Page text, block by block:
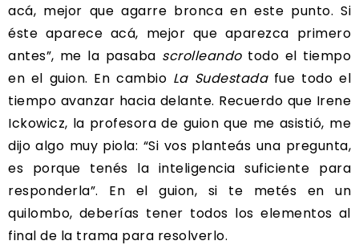
acá, mejor que agarre bronca en este punto. Si
éste aparece acá, mejor que aparezca primero
antes”, me la pasaba scrolleandotodo el tiempo
en el guion. En cambio La Sudestadafue todo el
tiempo avanzar hacia delante. Recuerdo que Irene
Ickowicz, la profesora de guion que me asistió, me
dijo algo muy piola: “Si vos planteás una pregunta,
es porque tenés la inteligencia suficiente para
responderla”. En el guion, si te metés en un
quilombo, deberías tener todos los elementos al
final de la trama para resolverlo.